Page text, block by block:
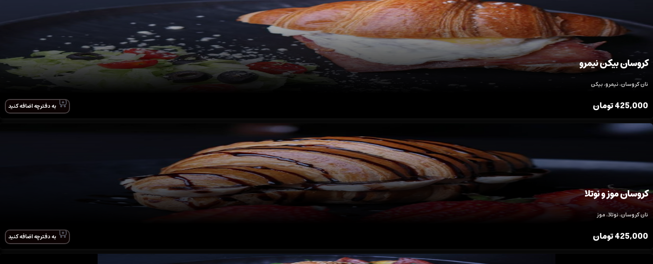
کروسان بیکن نیمرو
نان کروسان، نیمرو، بیکن
425,000تومان به دفترچه اضافه کنید
کروسان موز و نوتلا
نان کروسان، نوتلا، موز
425,000تومان به دفترچه اضافه کنید